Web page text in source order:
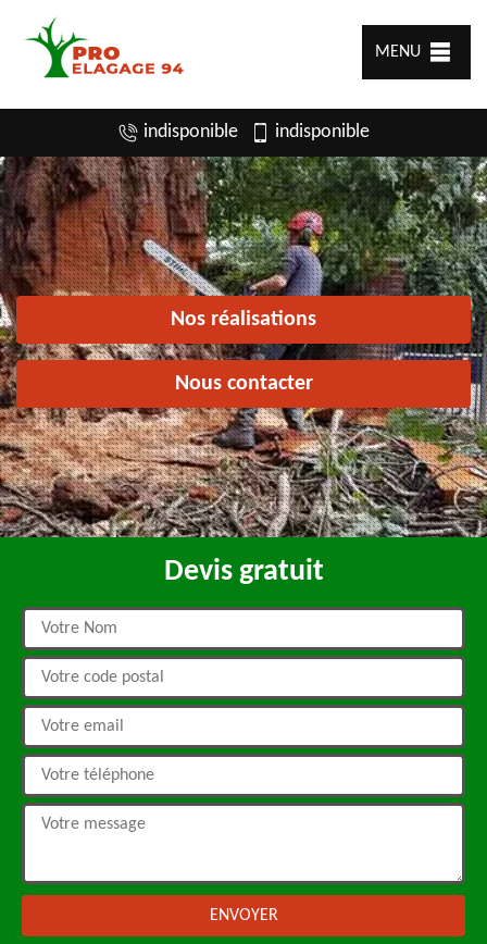
MENU
indisponible indisponible
Nos réalisations
Nous contacter
Devis gratuit